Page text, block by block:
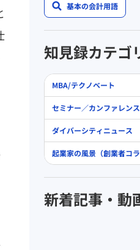
基本の会計用語
知見録カテゴ
MBA/テクノベート
セミナー／カンファレンス
ダイバーシティニュース
起業家の風景（創業者コラ
新着記事・動